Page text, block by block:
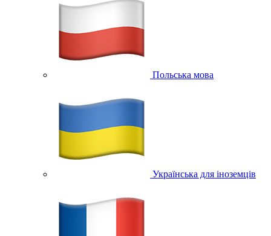
Польська мова
Українська для іноземців